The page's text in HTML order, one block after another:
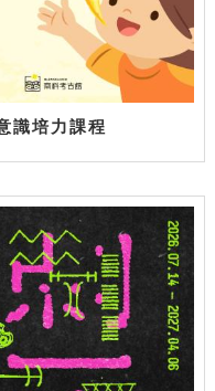
識培力課程